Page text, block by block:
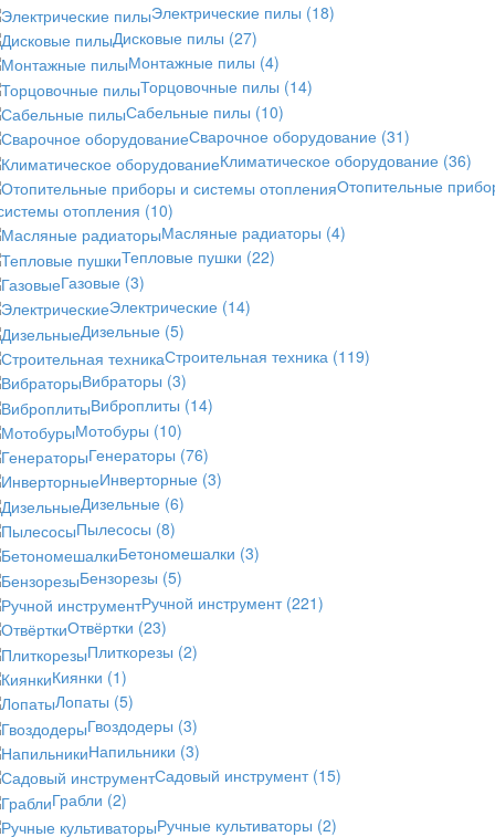
Электрические пилы (18)
Дисковые пилы (27)
Монтажные пилы (4)
Торцовочные пилы (14)
Сабельные пилы (10)
Сварочное оборудование (31)
Климатическое оборудование (36)
Отопительные
отопления (10)
Масляные радиаторы (4)
Тепловые пушки (22)
Газовые (3)
Электрические (14)
Дизельные (5)
Строительная техника (119)
Вибраторы (3)
Виброплиты (14)
Мотобуры (10)
Генераторы (76)
Инверторные (3)
Дизельные (6)
Пылесосы (8)
Бетономешалки (3)
Бензорезы (5)
Ручной инструмент (221)
Отвёртки (23)
Плиткорезы (2)
Киянки (1)
Лопаты (5)
Гвоздодеры (3)
Напильники (3)
Садовый инструмент (15)
Грабли (2)
Ручные культиваторы (2)